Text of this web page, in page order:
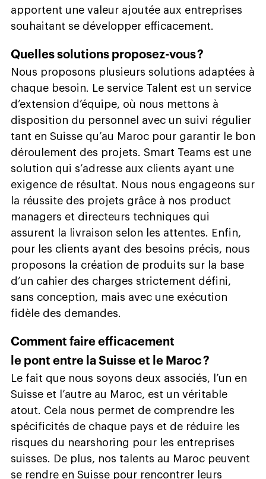
apportent une valeur ajoutée aux entreprises
souhaitant se développer efficacement.
Quelles solutions proposez-vous ?
Nous proposons plusieurs solutions adaptées à
chaque besoin. Le service Talent est un service
d’extension d’équipe, où nous mettons à
disposition du personnel avec un suivi régulier
tant en Suisse qu’au Maroc pour garantir le bon
déroulement des projets. Smart Teams est une
solution qui s’adresse aux clients ayant une
exigence de résultat. Nous nous engageons sur
la réussite des projets grâce à nos product
managers et directeurs techniques qui
assurent la livraison selon les attentes. Enfin,
pour les clients ayant des besoins précis, nous
proposons la création de produits sur la base
d’un cahier des charges strictement défini,
sans conception, mais avec une exécution
fidèle des demandes.
Comment faire efficacement
le pont entre la Suisse et le Maroc ?
Le fait que nous soyons deux associés, l’un en
Suisse et l’autre au Maroc, est un véritable
atout. Cela nous permet de comprendre les
spécificités de chaque pays et de réduire les
risques du nearshoring pour les entreprises
suisses. De plus, nos talents au Maroc peuvent
se rendre en Suisse pour rencontrer leurs